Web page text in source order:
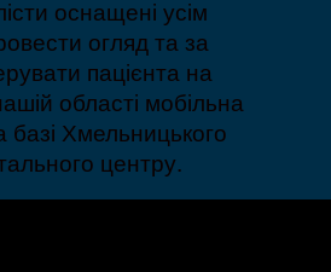
оснащені усім
огляд та за
пацієнта на
області мобільна
Хмельницького
центру.